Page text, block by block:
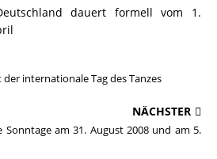
dauert formell vom 1.
internationale Tag des Tanzes
NÄCHSTER
Sonntage am 31. August 2008 und am 5.